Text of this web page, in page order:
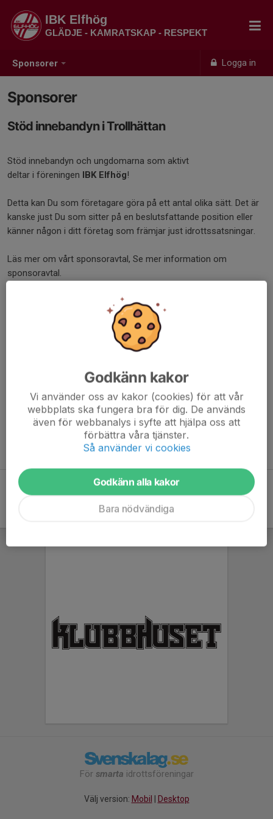
Sponsorer Logga in
IBK Elfhög
GLÄDJE - KAMRATSKAP - RESPEKT
Sponsorer
Stöd innebandyn i Trollhättan
Stöd innebandyn och ungdomarna som aktivt
deltar i föreningen IBK Elfhög!
Detta kan Du som företagare göra på ett antal olika sätt. Det är
kanske just Du som sitter på en beslutsfattande position eller
känner någon i ditt företag som främjar just idrottssatsningar.
Läs mer om vårt sponsoravtal, Se mer information om
sponsoravtal.
Tag kontakt med nån av oss så kan vi prata om hur
IBK Elfhög.
Kontakta oss för information (klicka på namnet för att skicka e-
Namn
Sponsorkoordinator/Kassör
För smarta idrottsföreningar
Välj version: Mobil Desktop
Godkänn kakor
Vi använder oss av kakor (cookies) för att vår
webbplats ska fungera bra för dig. De används
även för webbanalys i syfte att hjälpa oss att
förbättra våra tjänster.
Så använder vi cookies
Godkänn alla kakor
Bara nödvändiga